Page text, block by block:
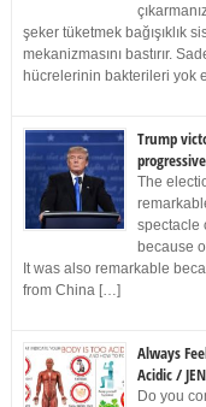
şeker tüketmek bağışıklık
mekanizmasını bastırır.
hücrelerinin bakterileri yok
Trump
The
spectacle
because
It was also remarkable
from China […]
Always
Acidic /
Do you